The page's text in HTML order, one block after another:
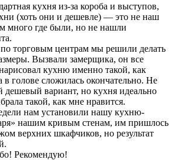
кухня из-за короба и выступов,
(хоть они и дешевле) — это не наш
много где были, но не нашли
торговым центрам мы решили делать
Вызвали замерщика, он все
кухню именно такой, как
в голове сложилась окончательно. Не
дешевый вариант, но кухня идеально
такой, как мне нравится.
нам установили нашу кухню-
нашим кривым стенам, им пришлось
верхних шкафчиков, но результат
Рекомендую!